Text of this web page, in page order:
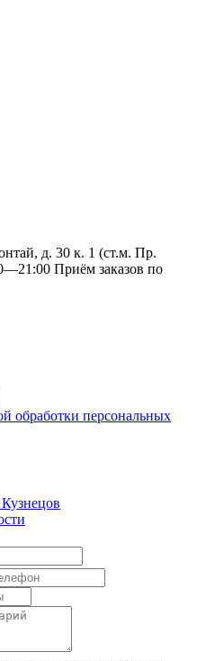
д. 30 к. 1 (ст.м. Пр.
Приём заказов по
обработки персональных